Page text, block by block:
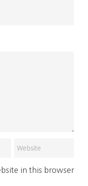
in this browser